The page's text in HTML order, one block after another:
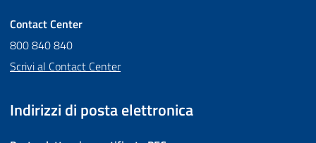
Contact Center
800 840 840
Scrivi al Contact Center
Indirizzi di posta elettronica